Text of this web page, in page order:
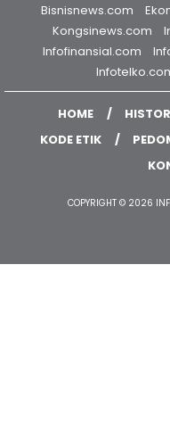
Bisnisnews.com
Kongsinews.com
Infofinansial.com
HOME
KODE ETIK
COPYRIGHT © 2026